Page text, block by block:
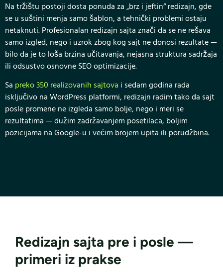
Na tržištu postoji dosta ponuda za „brz i jeftin“ redizajn, gde
se u suštini menja samo šablon, a tehnički problemi ostaju
netaknuti. Profesionalan redizajn sajta znači da se ne rešava
samo izgled, nego i uzrok zbog kog sajt ne donosi rezultate —
bilo da je to loša brzina učitavanja, nejasna struktura sadržaja
ili odsustvo osnovne SEO optimizacije.
Sa preko 350 realizovanih sajtova i sedam godina rada
isključivo na WordPress platformi, redizajn radim tako da sajt
posle promene ne izgleda samo bolje, nego i meri se
rezultatima — dužim zadržavanjem posetilaca, boljim
pozicijama na Google-u i većim brojem upita ili porudžbina.
Redizajn sajta pre i posle —
primeri iz prakse